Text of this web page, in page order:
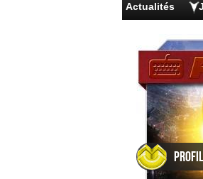
Actualités
Profil